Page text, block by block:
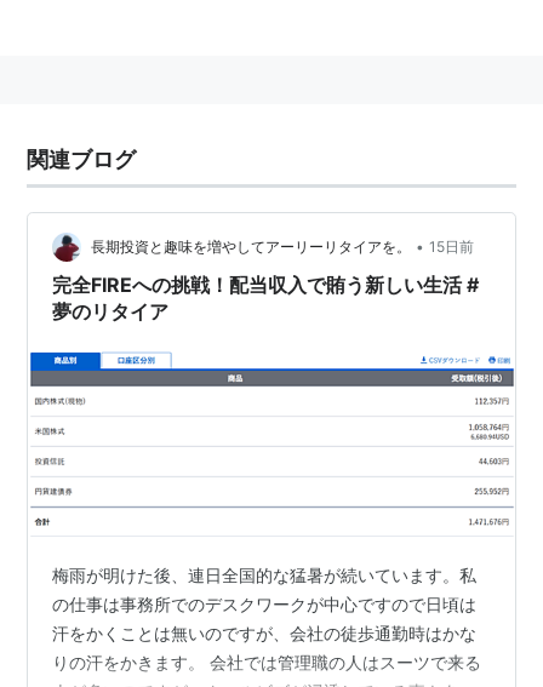
関連ブログ
長期投資と趣味を増やしてアーリーリタイアを。 • 15日前
完全FIREへの挑戦！配当収入で賄う新しい生活 #
夢のリタイア
梅雨が明けた後、連日全国的な猛暑が続いています。私
の仕事は事務所でのデスクワークが中心ですので日頃は
汗をかくことは無いのですが、会社の徒歩通勤時はかな
りの汗をかきます。 会社では管理職の人はスーツで来る